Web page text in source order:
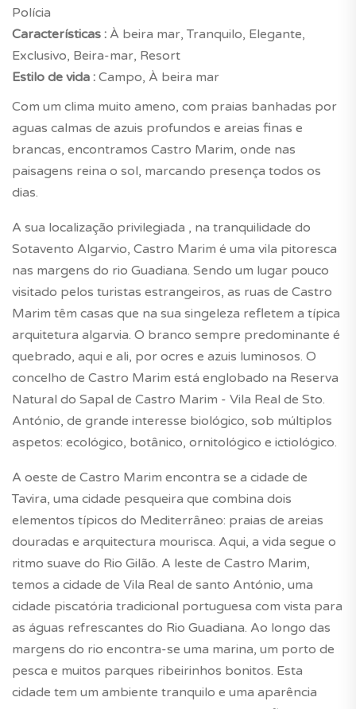
Polícia
Características : À beira mar, Tranquilo, Elegante,
Exclusivo, Beira-mar, Resort
Estilo de vida : Campo, À beira mar
Com um clima muito ameno, com praias banhadas por
aguas calmas de azuis profundos e areias finas e
brancas, encontramos Castro Marim, onde nas
paisagens reina o sol, marcando presença todos os
dias.
A sua localização privilegiada , na tranquilidade do
Sotavento Algarvio, Castro Marim é uma vila pitoresca
nas margens do rio Guadiana. Sendo um lugar pouco
visitado pelos turistas estrangeiros, as ruas de Castro
Marim têm casas que na sua singeleza refletem a típica
arquitetura algarvia. O branco sempre predominante é
quebrado, aqui e ali, por ocres e azuis luminosos. O
concelho de Castro Marim está englobado na Reserva
Natural do Sapal de Castro Marim - Vila Real de Sto.
António, de grande interesse biológico, sob múltiplos
aspetos: ecológico, botânico, ornitológico e ictiológico.
A oeste de Castro Marim encontra se a cidade de
Tavira, uma cidade pesqueira que combina dois
elementos típicos do Mediterrâneo: praias de areias
douradas e arquitectura mourisca. Aqui, a vida segue o
ritmo suave do Rio Gilão. A leste de Castro Marim,
temos a cidade de Vila Real de santo António, uma
cidade piscatória tradicional portuguesa com vista para
as águas refrescantes do Rio Guadiana. Ao longo das
margens do rio encontra-se uma marina, um porto de
pesca e muitos parques ribeirinhos bonitos. Esta
cidade tem um ambiente tranquilo e uma aparência